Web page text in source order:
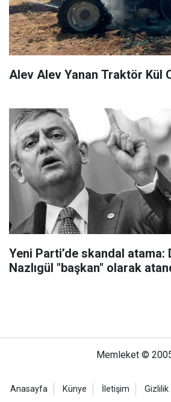
Alev Alev Yanan Traktör Kül
Yeni Parti’de skandal atama:
Nazlıgül "başkan" olarak
Memleket ©
Anasayfa Künye İletişim Gizlilik